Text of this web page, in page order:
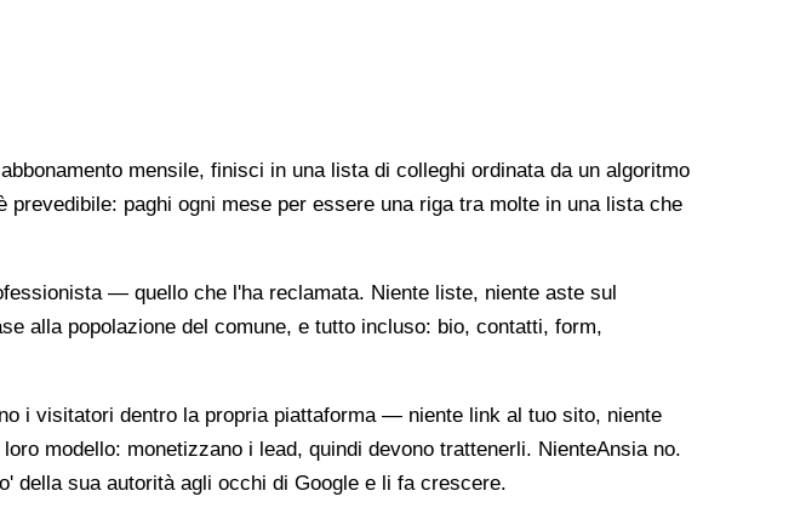
mensile, finisci in una lista di colleghi ordinata da un algoritmo
paghi ogni mese per essere una riga tra molte in una lista che
— quello che l'ha reclamata. Niente liste, niente aste sul
alla popolazione del comune, e tutto incluso: bio, contatti, form,
i visitatori dentro la propria piattaforma — niente link al tuo sito, niente
modello: monetizzano i lead, quindi devono trattenerli. NienteAnsia no.
della sua autorità agli occhi di Google e li fa crescere.